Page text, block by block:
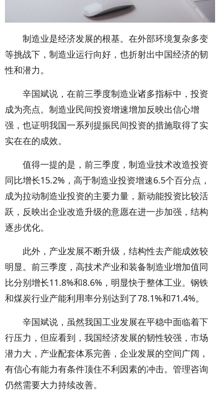
制造业是经济发展的根基。在外部环境复杂多变
等挑战下，制造业运行向好，也折射出中国经济的韧
性和潜力。
辛国斌说，在前三季度制造业诸多指标中，投资
成为亮点。制造业民间投资增速增加反映出信心增
强，也证明我国一系列提振民间投资的措施取得了实
实在在的成效。
值得一提的是，前三季度，制造业技术改造投资
同比增长15.2%，高于制造业投资增速6.5个百分点，
成为拉动制造业投资的主要力量，新动能投资比较活
跃，反映出企业改造升级的意愿在进一步加强，结构
逐步优化。
此外，产业发展不断升级，结构性去产能成效较
明显。前三季度，高技术产业和装备制造业增加值同
比分别增长11.8%和8.6%，明显快于整体工业。钢铁
和煤炭行业产能利用率分别达到了78.1%和71.4%。
辛国斌说，虽然我国工业发展在平稳中面临着下
行压力，但应看到，我国经济发展的韧性较强，市场
潜力大，产业配套体系完善，企业发展的空间广阔，
有信心有能力有条件顶住不利因素的冲击。管理咨询
仍然需要大力持续改善。